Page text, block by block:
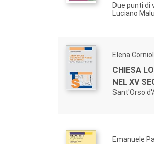
Due punti
Luciano
Elena
CHIESA
NEL XV
Sant'Orso
Emanuele